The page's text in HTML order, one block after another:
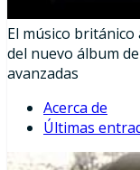
El músico
del nuevo álbum
avanzadas
Acerca de
Últimas